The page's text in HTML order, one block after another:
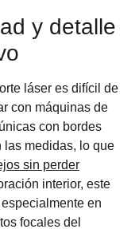
y detalle
láser es difícil de
con máquinas de
con bordes
las medidas, lo que
sin perder
interior, este
en
focales del